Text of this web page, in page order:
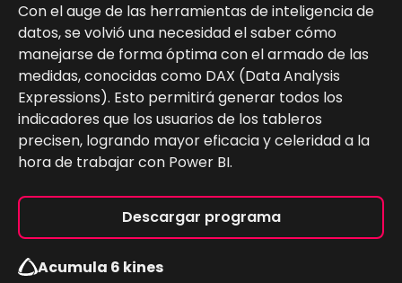
Con el auge de las herramientas de inteligencia de
datos, se volvió una necesidad el saber cómo
manejarse de forma óptima con el armado de las
medidas, conocidas como DAX (Data Analysis
Expressions). Esto permitirá generar todos los
indicadores que los usuarios de los tableros
precisen, logrando mayor eficacia y celeridad a la
hora de trabajar con Power BI.
Descargar programa
Acumula 6 kines